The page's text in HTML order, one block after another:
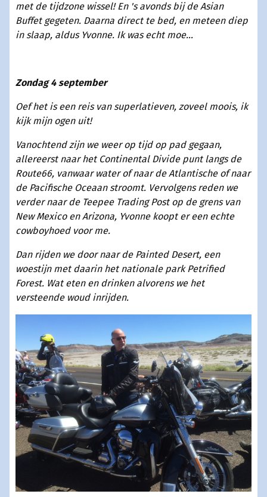
met de tijdzone wissel! En 's avonds bij de Asian
Buffet gegeten. Daarna direct te bed, en meteen diep
in slaap, aldus Yvonne. Ik was echt moe...
Zondag 4 september
Oef het is een reis van superlatieven, zoveel moois, ik
kijk mijn ogen uit!
Vanochtend zijn we weer op tijd op pad gegaan,
allereerst naar het Continental Divide punt langs de
Route66, vanwaar water of naar de Atlantische of naar
de Pacifische Oceaan stroomt. Vervolgens reden we
verder naar de Teepee Trading Post op de grens van
New Mexico en Arizona, Yvonne koopt er een echte
cowboyhoed voor me.
Dan rijden we door naar de Painted Desert, een
woestijn met daarin het nationale park Petrified
Forest. Wat eten en drinken alvorens we het
versteende woud inrijden.